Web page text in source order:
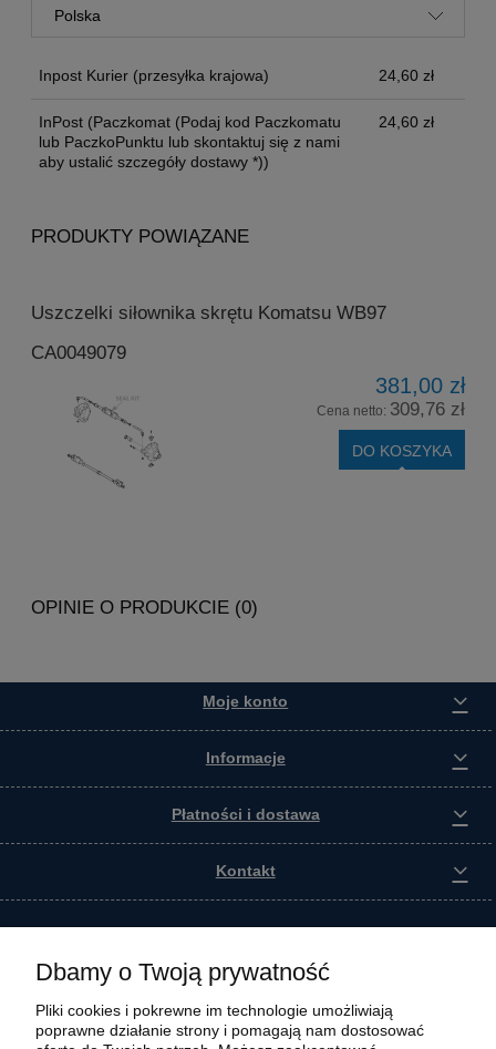
Inpost Kurier (przesyłka krajowa) 24,60 zł
InPost (Paczkomat (Podaj kod Paczkomatu
lub PaczkoPunktu lub skontaktuj się z nami
aby ustalić szczegóły dostawy *))
24,60 zł
PRODUKTY POWIĄZANE
Uszczelki siłownika skrętu Komatsu WB97
CA0049079
381,00 zł
Cena netto: 309,76 zł
DO KOSZYKA
OPINIE O PRODUKCIE (0)
Moje konto
Informacje
Płatności i dostawa
Kontakt
Dbamy o Twoją prywatność
Pliki cookies i pokrewne im technologie umożliwiają
poprawne działanie strony i pomagają nam dostosować